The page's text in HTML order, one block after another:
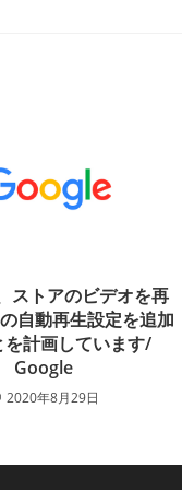
ストアのビデオを再
自動再生設定を追加
を計画しています/
Google
2020年8月29日